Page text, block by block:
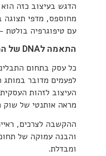
הדגש בעיצוב כזה
מחוספס, מדפי תצוגה
עם טיפוגרפיה בולטת
התאמה לDNA של המותג
כל עסק בתחום
העיצוב לזהות
מראה אותנטי של שוק
ההקשבה לצרכים,
והבנה עמוקה של
ומבדלת.